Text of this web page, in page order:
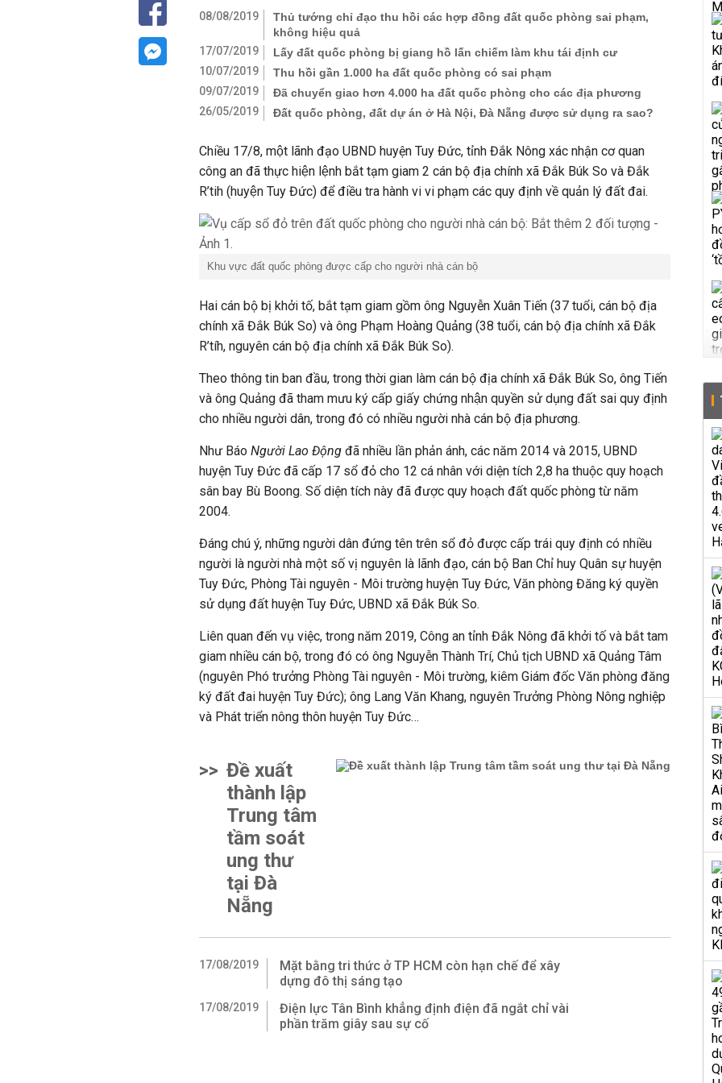
08/08/2019
Thủ tướng chỉ đạo thu hồi các hợp đồng đất quốc phòng sai phạm,
không hiệu quả
17/07/2019
Lấy đất quốc phòng bị giang hồ lấn chiếm làm khu tái định cư
10/07/2019
Thu hồi gần 1.000 ha đất quốc phòng có sai phạm
09/07/2019
Đã chuyển giao hơn 4.000 ha đất quốc phòng cho các địa phương
26/05/2019
Đất quốc phòng, đất dự án ở Hà Nội, Đà Nẵng được sử dụng ra sao?
Chiều 17/8, một lãnh đạo UBND huyện Tuy Đức, tỉnh Đắk Nông xác nhận cơ quan
công an đã thực hiện lệnh bắt tạm giam 2 cán bộ địa chính xã Đắk Búk So và Đắk
R’tih (huyện Tuy Đức) để điều tra hành vi vi phạm các quy định về quản lý đất đai.
Khu vực đất quốc phòng được cấp cho người nhà cán bộ
Hai cán bộ bị khởi tố, bắt tạm giam gồm ông Nguyễn Xuân Tiến (37 tuổi, cán bộ địa
chính xã Đắk Búk So) và ông Phạm Hoàng Quảng (38 tuổi, cán bộ địa chính xã Đắk
R’tíh, nguyên cán bộ địa chính xã Đắk Búk So).
Theo thông tin ban đầu, trong thời gian làm cán bộ địa chính xã Đắk Búk So, ông Tiến
và ông Quảng đã tham mưu ký cấp giấy chứng nhận quyền sử dụng đất sai quy định
cho nhiều người dân, trong đó có nhiều người nhà cán bộ địa phương.
Như Báo Người Lao Động đã nhiều lần phản ánh, các năm 2014 và 2015, UBND
huyện Tuy Đức đã cấp 17 sổ đỏ cho 12 cá nhân với diện tích 2,8 ha thuộc quy hoạch
sân bay Bù Boong. Số diện tích này đã được quy hoạch đất quốc phòng từ năm
2004.
Đáng chú ý, những người dân đứng tên trên sổ đỏ được cấp trái quy định có nhiều
người là người nhà một số vị nguyên là lãnh đạo, cán bộ Ban Chỉ huy Quân sự huyện
Tuy Đức, Phòng Tài nguyên - Môi trường huyện Tuy Đức, Văn phòng Đăng ký quyền
sử dụng đất huyện Tuy Đức, UBND xã Đắk Búk So.
Liên quan đến vụ việc, trong năm 2019, Công an tỉnh Đắk Nông đã khởi tố và bắt tam
giam nhiều cán bộ, trong đó có ông Nguyễn Thành Trí, Chủ tịch UBND xã Quảng Tâm
(nguyên Phó trưởng Phòng Tài nguyên - Môi trường, kiêm Giám đốc Văn phòng đăng
ký đất đai huyện Tuy Đức); ông Lang Văn Khang, nguyên Trưởng Phòng Nông nghiệp
và Phát triển nông thôn huyện Tuy Đức…
>> Đề xuất
thành lập
Trung tâm
tầm soát
ung thư
tại Đà
Nẵng
17/08/2019
Mặt bằng tri thức ở TP HCM còn hạn chế để xây
dựng đô thị sáng tạo
17/08/2019
Điện lực Tân Bình khẳng định điện đã ngắt chỉ vài
phần trăm giây sau sự cố